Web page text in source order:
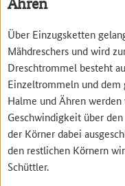
Ähren
Über Einzugsketten
Mähdreschers und wird
Dreschtrommel besteht
Einzeltrommeln und dem
Halme und Ähren
Geschwindigkeit über
der Körner dabei
den restlichen Körnern
Schüttler.